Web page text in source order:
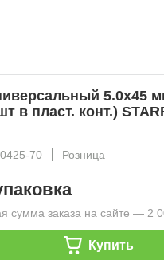
5.0х45
в пласт. конт.)
70
Розница
сумма заказа на сайте — 2
Купить